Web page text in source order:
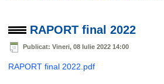
RAPORT final 2022
Publicat: Vineri, 08 Iulie 2022 14:00
RAPORT final 2022.pdf